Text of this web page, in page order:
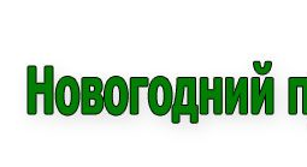
содержимому